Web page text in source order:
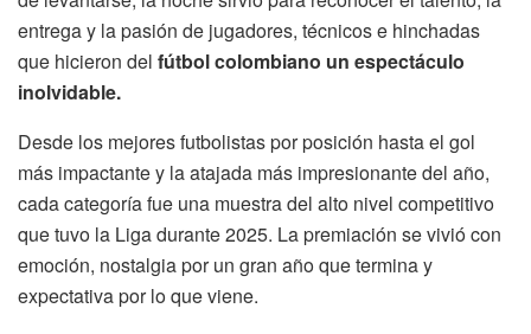
entrega y la pasión de jugadores, técnicos e hinchadas
que hicieron del fútbol colombiano un espectáculo
inolvidable.
Desde los mejores futbolistas por posición hasta el gol
más impactante y la atajada más impresionante del año,
cada categoría fue una muestra del alto nivel competitivo
que tuvo la Liga durante 2025. La premiación se vivió con
emoción, nostalgia por un gran año que termina y
expectativa por lo que viene.